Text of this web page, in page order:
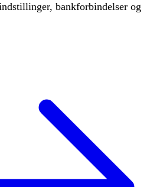
bankforbindelser og